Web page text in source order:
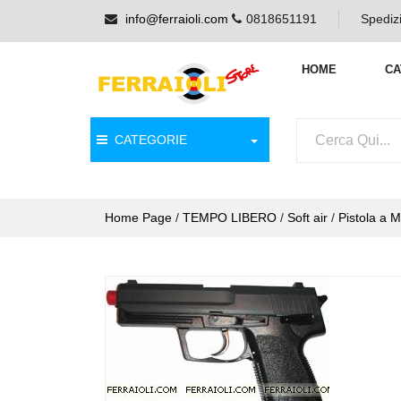
info@ferraioli.com 0818651191
HOME
CATEGORIE
Home Page / TEMPO LIBERO / Soft air / Pistola a